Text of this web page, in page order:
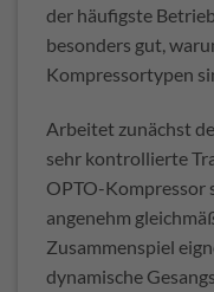
der häufigste
besonders gut,
Kompressortypen
Arbeitet zunächst
sehr kontrollierte
OPTO-Kompressor
angenehm
Zusammenspiel
dynamische